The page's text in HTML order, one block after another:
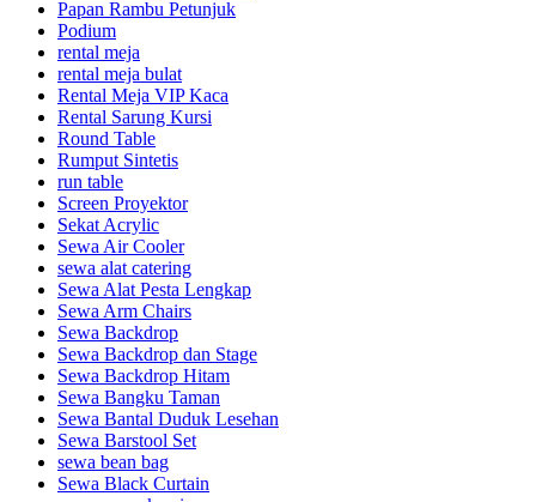
Papan Rambu Petunjuk
Podium
rental meja
rental meja bulat
Rental Meja VIP Kaca
Rental Sarung Kursi
Round Table
Rumput Sintetis
run table
Screen Proyektor
Sekat Acrylic
Sewa Air Cooler
sewa alat catering
Sewa Alat Pesta Lengkap
Sewa Arm Chairs
Sewa Backdrop
Sewa Backdrop dan Stage
Sewa Backdrop Hitam
Sewa Bangku Taman
Sewa Bantal Duduk Lesehan
Sewa Barstool Set
sewa bean bag
Sewa Black Curtain